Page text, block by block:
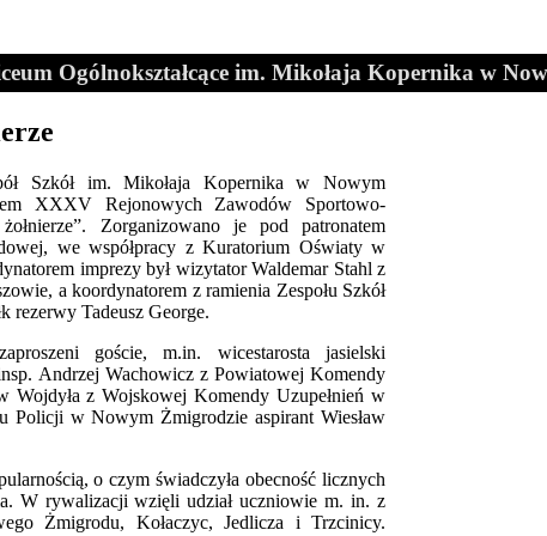
Ogólnokształcące im. Mikołaja Kopernika w
Szkół im. Mikołaja Kopernika w Nowym
XXXV Rejonowych Zawodów Sportowo-
Zorganizowano je pod patronatem
we współpracy z Kuratorium Oświaty w
imprezy był wizytator Waldemar Stahl z
a koordynatorem z ramienia Zespołu Szkół
rezerwy Tadeusz George.
goście, m.in. wicestarosta jasielski
Andrzej Wachowicz z Powiatowej Komendy
Wojdyła z Wojskowej Komendy Uzupełnień w
Policji w Nowym Żmigrodzie aspirant Wiesław
o czym świadczyła obecność licznych
W rywalizacji wzięli udział uczniowie m. in. z
Żmigrodu, Kołaczyc, Jedlicza i Trzcinicy.